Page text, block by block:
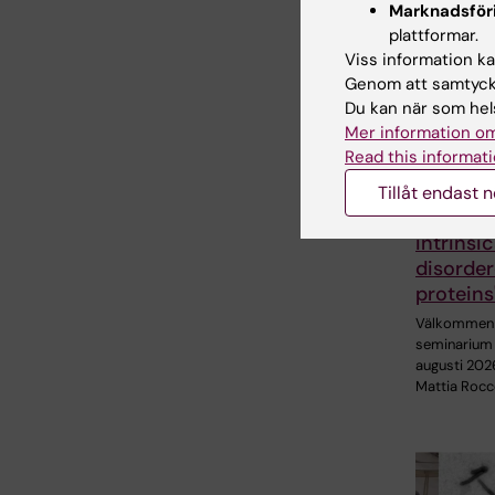
21 aug
SAXS
seminarium
augusti
Mattia
plattformar.
Viss information
Genom att
Du kan när som
Mer information
Read this
Tillåt endast